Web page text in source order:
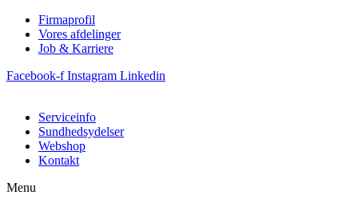
Firmaprofil
Vores afdelinger
Job & Karriere
Facebook-f Instagram Linkedin
Serviceinfo
Sundhedsydelser
Webshop
Kontakt
Menu